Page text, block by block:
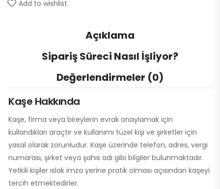
Add to wishlist
Açıklama
Sipariş Süreci Nasıl İşliyor?
Değerlendirmeler (0)
Kaşe Hakkında
Kaşe, firma veya bireylerin evrak onaylamak için
kullandıkları araçtır ve kullanımı tüzel kişi ve şirketler için
yasal olarak zorunludur. Kaşe üzerinde telefon, adres, vergi
numarası, şirket veya şahıs adı gibi bilgiler bulunmaktadır.
Yetkili kişiler ıslak imza yerine pratik olması açısından kaşeyi
tercih etmektedirler.